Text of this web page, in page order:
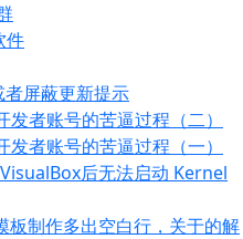
件
屏蔽更新提示
者账号的苦逼过程（二）
者账号的苦逼过程（一）
后无法启动 Kernel
制作多出空白行，关于 的解